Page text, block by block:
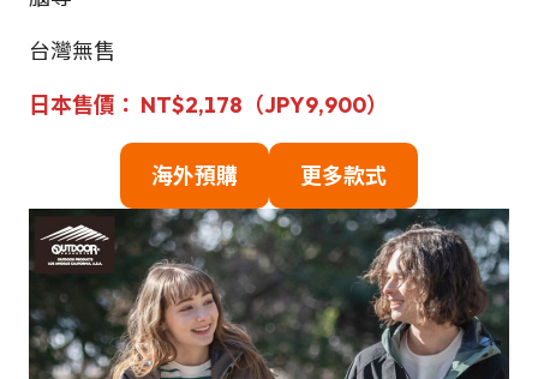
台灣無售
日本售價： NT$2,178（JPY9,900）
海外預購 更多款式